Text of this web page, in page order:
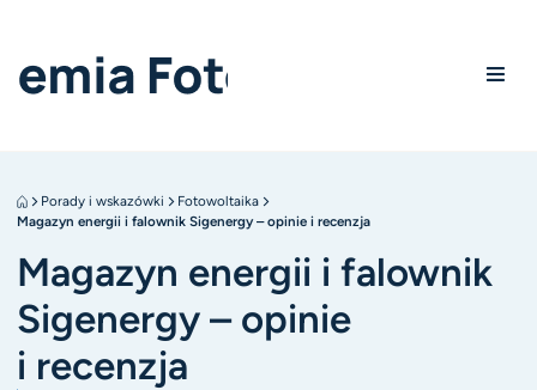
Porady i wskazówki
Fotowoltaika
Magazyn energii i falownik Sigenergy – opinie i recenzja
Magazyn energii i falownik
Sigenergy – opinie
i recenzja